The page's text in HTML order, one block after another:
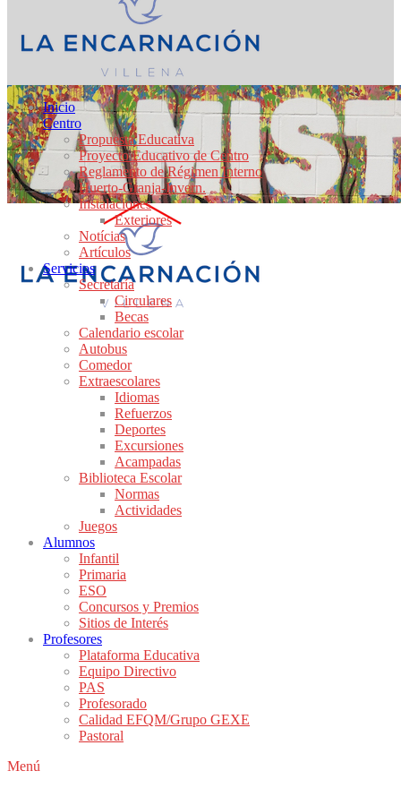
Inicio
Centro
Propuesta Educativa
Proyecto Educativo de Centro
Reglamento de Régimen Interno
Huerto-Granja-Invern.
Instalaciones
Exteriores
Notícias
Artículos
Servicios
Secretaría
Circulares
Becas
Calendario escolar
Autobus
Comedor
Extraescolares
Idiomas
Refuerzos
Deportes
Excursiones
Acampadas
Biblioteca Escolar
Normas
Actividades
Juegos
Alumnos
Infantil
Primaria
ESO
Concursos y Premios
Sitios de Interés
Profesores
Plataforma Educativa
Equipo Directivo
PAS
Profesorado
Calidad EFQM/Grupo GEXE
Pastoral
Menú